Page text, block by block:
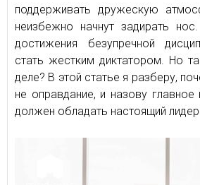
поддерживать дружескую
неизбежно начнут задирать
достижения безупречной
стать жестким диктатором. Но
деле? В этой статье я разберу,
не оправдание, и назову
должен обладать настоящий